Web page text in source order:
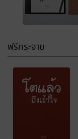
เงื้อมมืออ๋อง
ปีศาจ (จบ)
หลิงเฟยหยา
นิยายรักจีนโบราณ
ฟรีกระจาย